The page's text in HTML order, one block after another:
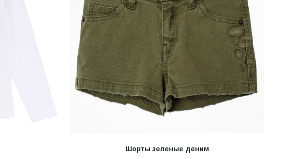
Шорты зеленые деним